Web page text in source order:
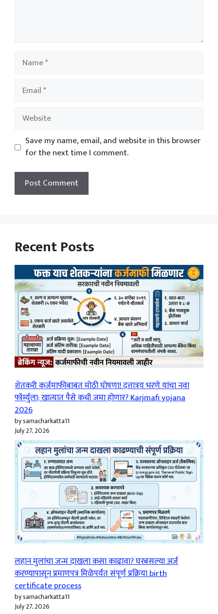
Name
Email
Website
Save my name, email, and website in this browser
for the next time I comment.
Recent Posts
शेतकरी कर्जमाफीबाबत मोठी घोषणा! दत्तात्रय भरणे यांचा नवा
फॉर्म्युला; खात्यात पैसे कधी जमा होणार? Karjmafi yojana
2026
by samacharkatta11
July 27, 2026
लहान मुलांचा जन्म दाखला कसा काढावा? घरबसल्या अर्ज
करण्यापासून प्रमाणपत्र मिळेपर्यंत संपूर्ण प्रक्रिया birth
certificate process
by samacharkatta11
July 27, 2026